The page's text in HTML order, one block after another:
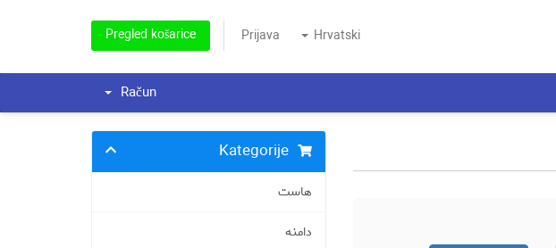
Hrvatski
Prijava
Pregled košarice
Račun
Kategorije
هاست
دامنه